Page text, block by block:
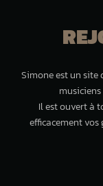
Simone est un site
Il est ouvert à
efficacement